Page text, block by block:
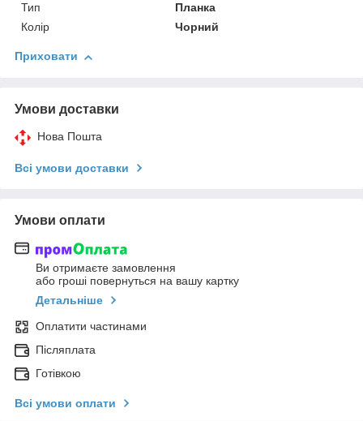
Тип
Планка
Колір
Чорний
Приховати
Умови доставки
Нова Пошта
Всі умови доставки
Умови оплати
Ви отримаєте замовлення
або гроші повернуться на вашу картку
Детальніше
Оплатити частинами
Післяплата
Готівкою
Всі умови оплати